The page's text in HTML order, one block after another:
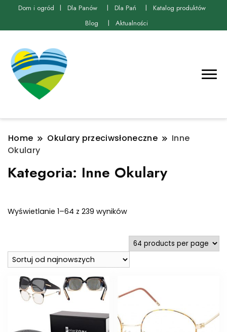
Dom i ogród Dla Panów Dla Pań
Katalog produktów
Blog
Aktualności
Home Okulary przeciwsłoneczne
Inne
Okulary
Kategoria: Inne Okulary
Wyświetlanie 1–64 z 239 wynikówPosortowane
najnowszych